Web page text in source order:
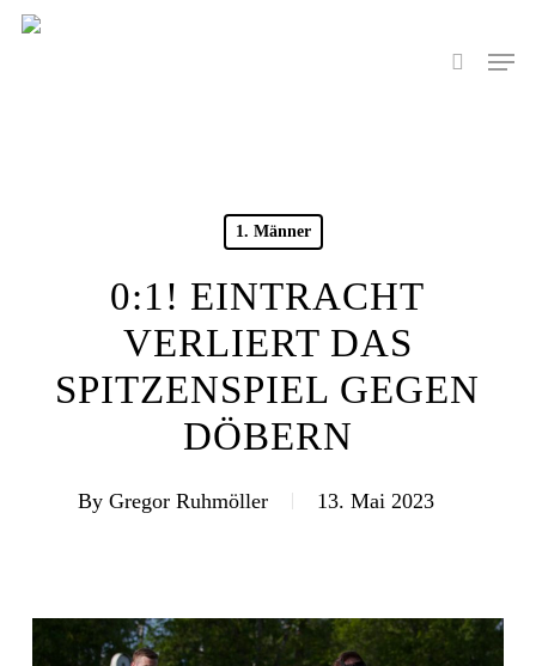
Skip
search
Menu
1. Männer
0:1! EINTRACHT
VERLIERT DAS
SPITZENSPIEL GEGEN
DÖBERN
By Gregor Ruhmöller 13. Mai 2023